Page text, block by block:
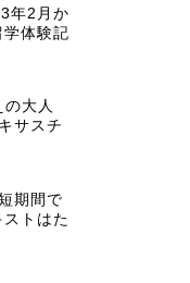
年2月か
学体験記
大人
サスチ
期間で
トはた